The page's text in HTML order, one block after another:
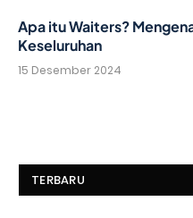
Apa itu Waiters?
Keseluruhan
15 Desember 2024
TERBARU